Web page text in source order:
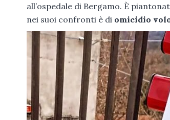
all’ospedale di Bergamo. È
nei suoi confronti è di omicidio